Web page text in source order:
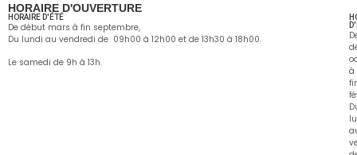
HORAIRE D'OUVERTURE
HORAIRE D'ÉTÉ
De début mars à fin septembre,
Du lundi au vendredi de 09h00 à 12h00 et de 13h30 à 18h00.
Le samedi de 9h à 13h.
à